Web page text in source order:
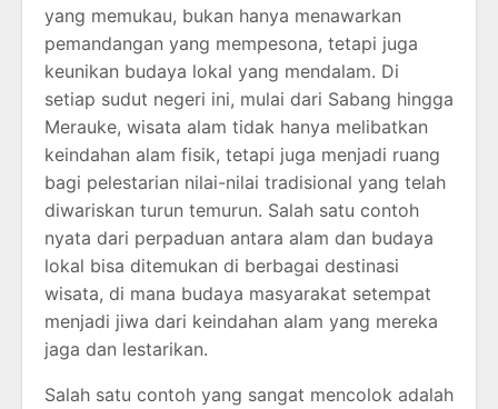
yang memukau, bukan hanya menawarkan
pemandangan yang mempesona, tetapi juga
keunikan budaya lokal yang mendalam. Di
setiap sudut negeri ini, mulai dari Sabang hingga
Merauke, wisata alam tidak hanya melibatkan
keindahan alam fisik, tetapi juga menjadi ruang
bagi pelestarian nilai-nilai tradisional yang telah
diwariskan turun temurun. Salah satu contoh
nyata dari perpaduan antara alam dan budaya
lokal bisa ditemukan di berbagai destinasi
wisata, di mana budaya masyarakat setempat
menjadi jiwa dari keindahan alam yang mereka
jaga dan lestarikan.
Salah satu contoh yang sangat mencolok adalah